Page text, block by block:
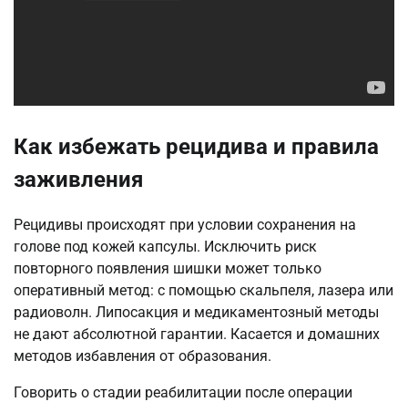
Как избежать рецидива и правила
заживления
Рецидивы происходят при условии сохранения на
голове под кожей капсулы. Исключить риск
повторного появления шишки может только
оперативный метод: с помощью скальпеля, лазера или
радиоволн. Липосакция и медикаментозный методы
не дают абсолютной гарантии. Касается и домашних
методов избавления от образования.
Говорить о стадии реабилитации после операции